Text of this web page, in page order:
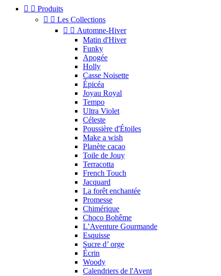
  Produits
  Les Collections
  Automne-Hiver
Matin d'Hiver
Funky
Apogée
Holly
Casse Noisette
Épicéa
Joyau Royal
Tempo
Ultra Violet
Céleste
Poussière d'Étoiles
Make a wish
Planète cacao
Toile de Jouy
Terracotta
French Touch
Jacquard
La forêt enchantée
Promesse
Chimérique
Choco Bohême
L’Aventure Gourmande
Esquisse
Sucre d’ orge
Écrin
Woody
Calendriers de l'Avent